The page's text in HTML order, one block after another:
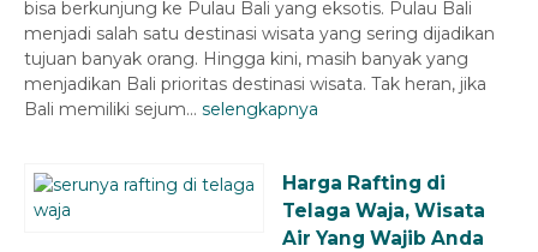
bisa berkunjung ke Pulau Bali yang eksotis. Pulau Bali
menjadi salah satu destinasi wisata yang sering dijadikan
tujuan banyak orang. Hingga kini, masih banyak yang
menjadikan Bali prioritas destinasi wisata. Tak heran, jika
Bali memiliki sejum... selengkapnya
Harga Rafting di
Telaga Waja, Wisata
Air Yang Wajib Anda